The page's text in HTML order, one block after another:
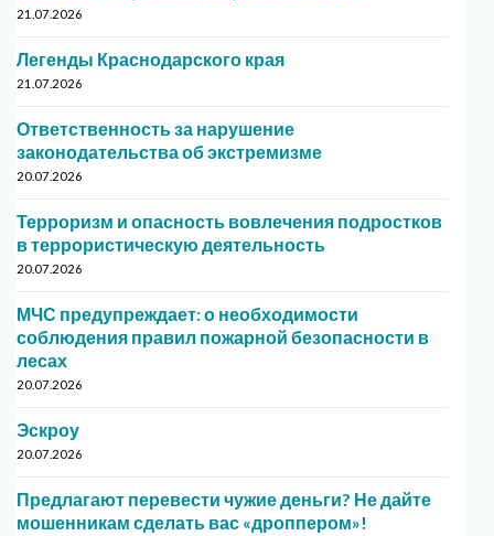
21.07.2026
Легенды Краснодарского края
21.07.2026
Ответственность за нарушение
законодательства об экстремизме
20.07.2026
Терроризм и опасность вовлечения подростков
в террористическую деятельность
20.07.2026
МЧС предупреждает: о необходимости
соблюдения правил пожарной безопасности в
лесах
20.07.2026
Эскроу
20.07.2026
Предлагают перевести чужие деньги? Не дайте
мошенникам сделать вас «дроппером»!